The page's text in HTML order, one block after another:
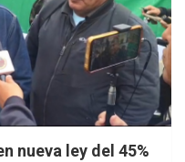
nueva ley del 45%